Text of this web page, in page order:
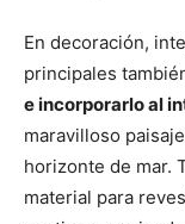
En decoración,
principales
e incorporarlo al
maravilloso
horizonte de mar.
material para